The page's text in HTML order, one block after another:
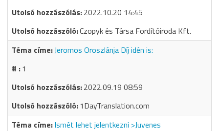
2022.10.20 14:45
Czopyk és Társa Fordítóiroda Kft.
Jeromos Oroszlánja Díj idén is:
1
2022.09.19 08:59
1DayTranslation.com
Ismét lehet jelentkezni >Juvenes